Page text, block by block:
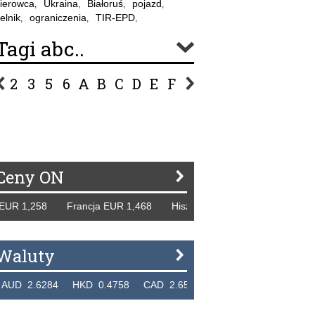
, Ukraina, Białoruś, pojazd,
, ograniczenia, TIR-EPD,
abc..
2 3 5 6 A B C D E F G
ON
1,258 Francja EUR 1,468 Hiszpania EUR 1,229 WB
2.6284 HKD 0.4758 CAD 2.6526 NZD 2.1871 SGD